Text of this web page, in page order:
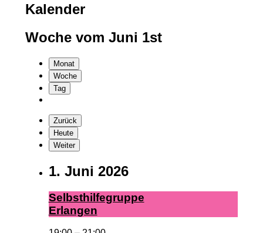
Kalender
Woche vom Juni 1st
Monat
Woche
Tag
Zurück
Heute
Weiter
1. Juni 2026
Selbst­hil­fe­grup­pe
Er­lan­gen